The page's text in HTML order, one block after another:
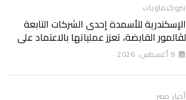
بتروكيماويات
الإسكندرية للأسمدة إحدى الشركات التابعة
لڤالمور القابضة، تعزز عملياتها بالاعتماد على
مع SolarizEgypt
9 أغسطس، 2026
أخبار مصر